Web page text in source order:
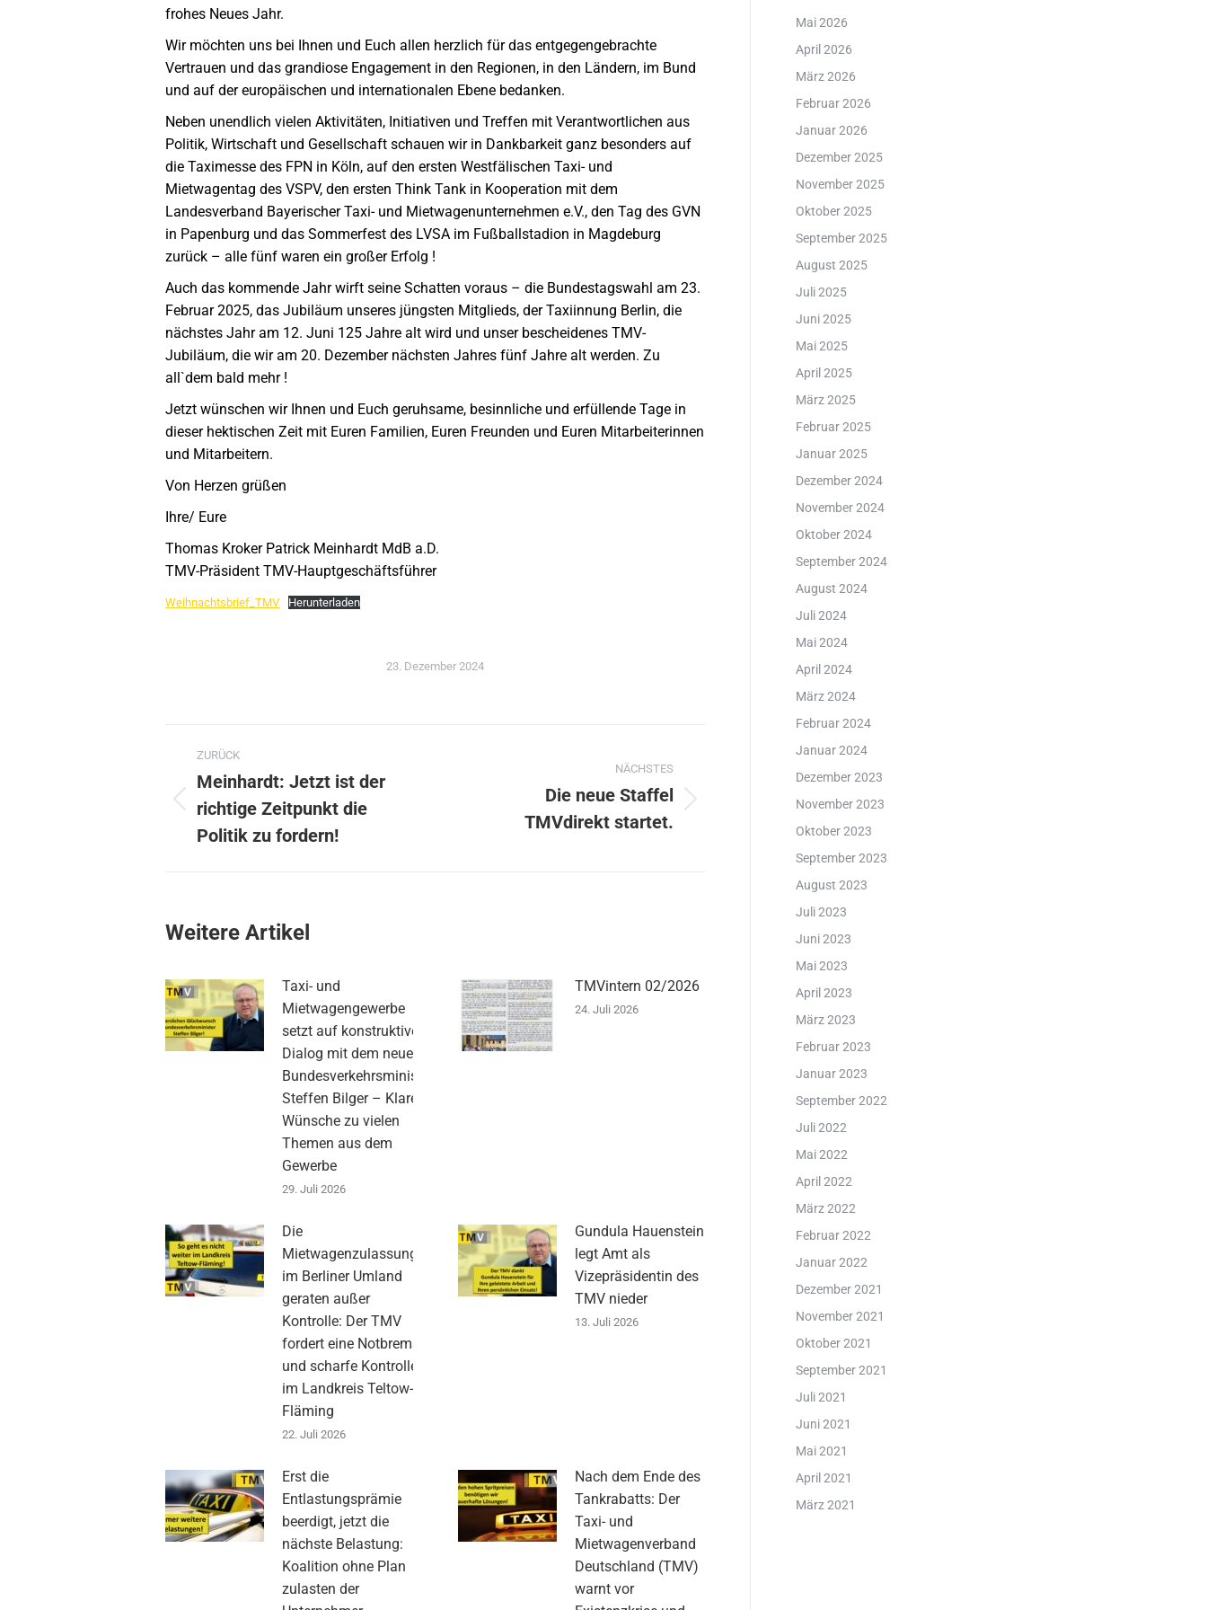
frohes Neues Jahr.
Wir möchten uns bei Ihnen und Euch allen herzlich für das entgegengebrachte
Vertrauen und das grandiose Engagement in den Regionen, in den Ländern, im Bund
und auf der europäischen und internationalen Ebene bedanken.
Neben unendlich vielen Aktivitäten, Initiativen und Treffen mit Verantwortlichen aus
Politik, Wirtschaft und Gesellschaft schauen wir in Dankbarkeit ganz besonders auf
die Taximesse des FPN in Köln, auf den ersten Westfälischen Taxi- und
Mietwagentag des VSPV, den ersten Think Tank in Kooperation mit dem
Landesverband Bayerischer Taxi- und Mietwagenunternehmen e.V., den Tag des GVN
in Papenburg und das Sommerfest des LVSA im Fußballstadion in Magdeburg
zurück – alle fünf waren ein großer Erfolg !
Auch das kommende Jahr wirft seine Schatten voraus – die Bundestagswahl am 23.
Februar 2025, das Jubiläum unseres jüngsten Mitglieds, der Taxiinnung Berlin, die
nächstes Jahr am 12. Juni 125 Jahre alt wird und unser bescheidenes TMV-
Jubiläum, die wir am 20. Dezember nächsten Jahres fünf Jahre alt werden. Zu
all`dem bald mehr !
Jetzt wünschen wir Ihnen und Euch geruhsame, besinnliche und erfüllende Tage in
dieser hektischen Zeit mit Euren Familien, Euren Freunden und Euren Mitarbeiterinnen
und Mitarbeitern.
Von Herzen grüßen
Ihre/ Eure
Thomas Kroker Patrick Meinhardt MdB a.D.
TMV-Präsident TMV-Hauptgeschäftsführer
Weihnachtsbrief_TMV Herunterladen
23. Dezember 2024
Kommentarnavigation
ZURÜCK
Vorheriger
Beitrag:
Meinhardt: Jetzt ist der
richtige Zeitpunkt die
Politik zu fordern!
NÄCHSTES
Die neue Staffel
TMVdirekt startet.
Weitere Artikel
Taxi- und
Mietwagengewerbe
setzt auf konstruktiven
Dialog mit dem neuen
Bundesverkehrsminister
Steffen Bilger – Klare
Wünsche zu vielen
Themen aus dem
Gewerbe
29. Juli 2026
TMVintern 02/2026
24. Juli 2026
Die
Mietwagenzulassungen
im Berliner Umland
geraten außer
Kontrolle: Der TMV
fordert eine Notbremse
und scharfe Kontrollen
im Landkreis Teltow-
Fläming
22. Juli 2026
Gundula Hauenstein
legt Amt als
Vizepräsidentin des
TMV nieder
13. Juli 2026
Erst die
Entlastungsprämie
beerdigt, jetzt die
nächste Belastung:
Koalition ohne Plan
zulasten der
Nach dem Ende des
Tankrabatts: Der
Taxi- und
Mietwagenverband
Deutschland (TMV)
warnt vor
Mai 2026
April 2026
März 2026
Februar 2026
Januar 2026
Dezember 2025
November 2025
Oktober 2025
September 2025
August 2025
Juli 2025
Juni 2025
Mai 2025
April 2025
März 2025
Februar 2025
Januar 2025
Dezember 2024
November 2024
Oktober 2024
September 2024
August 2024
Juli 2024
Mai 2024
April 2024
März 2024
Februar 2024
Januar 2024
Dezember 2023
November 2023
Oktober 2023
September 2023
August 2023
Juli 2023
Juni 2023
Mai 2023
April 2023
März 2023
Februar 2023
Januar 2023
September 2022
Juli 2022
Mai 2022
April 2022
März 2022
Februar 2022
Januar 2022
Dezember 2021
November 2021
Oktober 2021
September 2021
Juli 2021
Juni 2021
Mai 2021
April 2021
März 2021